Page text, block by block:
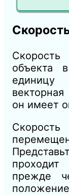
объекта
единицу
он имеет
прежде